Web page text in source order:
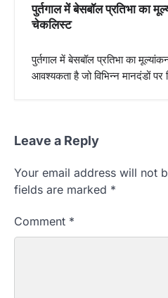
पुर्तगाल में बेसबॉल प्रतिभा का
चेकलिस्ट
पुर्तगाल में बेसबॉल प्रतिभा का
आवश्यकता है जो विभिन्न मानदंडों पर
Leave a Reply
Your email address will not
fields are marked *
Comment *